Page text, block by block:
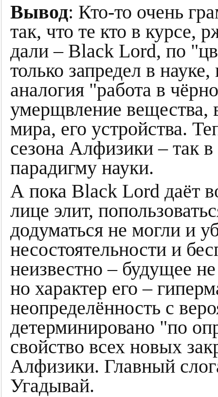
Вывод: Кто-то очень
так, что те кто в курсе,
дали – Black Lord, по
только запредел в
аналогия "работа в
умерщвление вещества,
мира, его устройства.
сезона Алфизики – так
парадигму науки.
А пока Black Lord даёт
лице элит,
додуматься не могли и
несостоятельности и
неизвестно – будущее
но характер его –
неопределённость с
детерминировано "по
свойство всех новых
Алфизики. Главный
Угадывай.